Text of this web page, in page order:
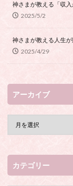
神さまが教える「収
2025/5/2
神さまが教える人生が
2025/4/29
アーカイブ
カテゴリー